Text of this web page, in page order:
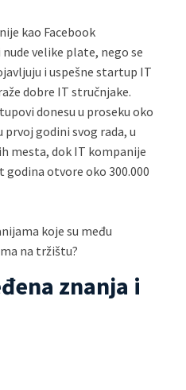
kao Facebook
velike plate, nego se
i uspešne startup IT
dobre IT stručnjake.
donesu u proseku oko
godini svog rada, u
mesta, dok IT kompanije
godina otvore oko 300.000
koje su među
na tržištu?
znanja i